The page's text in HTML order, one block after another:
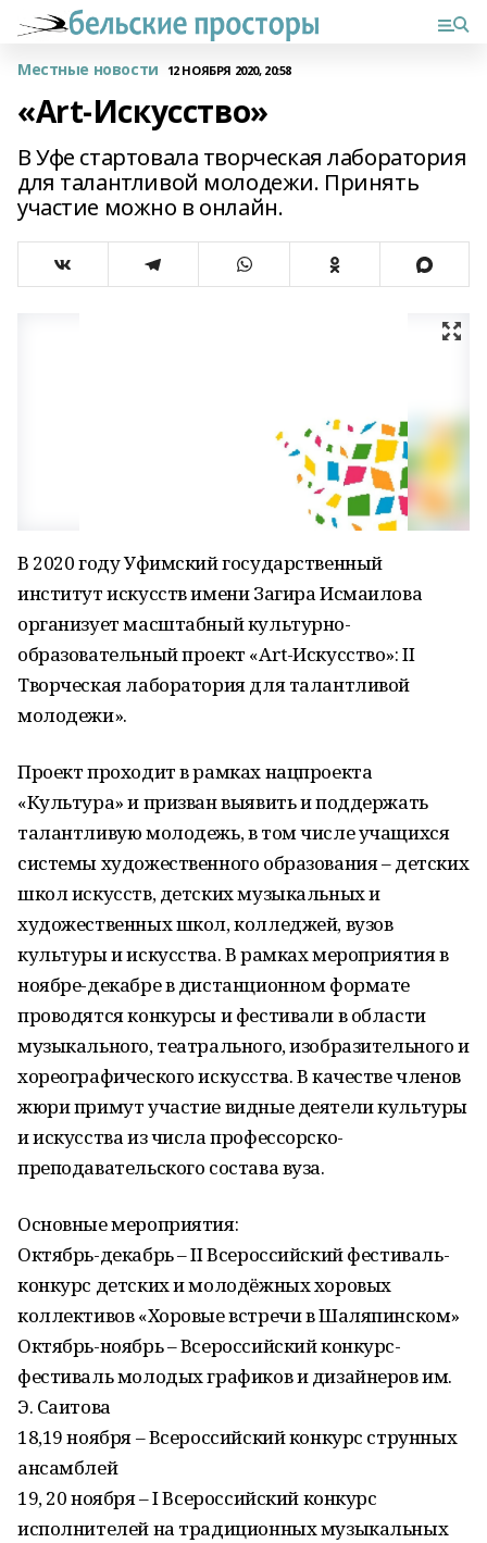
Местные новости 12 НОЯБРЯ 2020, 20:58
«Art-Искусство»
В Уфе стартовала творческая лаборатория
для талантливой молодежи. Принять
участие можно в онлайн.
В 2020 году Уфимский государственный
институт искусств имени Загира Исмаилова
организует масштабный культурно-
образовательный проект «Art-Искусство»: II
Творческая лаборатория для талантливой
молодежи».
Проект проходит в рамках нацпроекта
«Культура» и призван выявить и поддержать
талантливую молодежь, в том числе учащихся
системы художественного образования – детских
школ искусств, детских музыкальных и
художественных школ, колледжей, вузов
культуры и искусства. В рамках мероприятия в
ноябре-декабре в дистанционном формате
проводятся конкурсы и фестивали в области
музыкального, театрального, изобразительного и
хореографического искусства. В качестве членов
жюри примут участие видные деятели культуры
и искусства из числа профессорско-
преподавательского состава вуза.
Основные мероприятия:
Октябрь-декабрь – II Всероссийский фестиваль-
конкурс детских и молодёжных хоровых
коллективов «Хоровые встречи в Шаляпинском»
Октябрь-ноябрь – Всероссийский конкурс-
фестиваль молодых графиков и дизайнеров им.
Э. Саитова
18,19 ноября – Всероссийский конкурс струнных
ансамблей
19, 20 ноября – I Всероссийский конкурс
исполнителей на традиционных музыкальных